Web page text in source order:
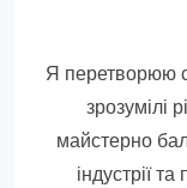
Я перетворюю
зрозумілі
майстерно
індустрії